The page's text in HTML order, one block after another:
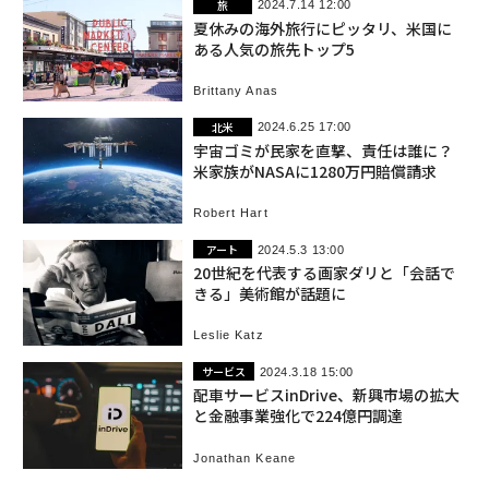
旅 2024.7.14 12:00
夏休みの海外旅行にピッタリ、米国に
ある人気の旅先トップ5
Brittany Anas
北米 2024.6.25 17:00
宇宙ゴミが民家を直撃、責任は誰に？
米家族がNASAに1280万円賠償請求
Robert Hart
アート 2024.5.3 13:00
20世紀を代表する画家ダリと「会話で
きる」美術館が話題に
Leslie Katz
サービス 2024.3.18 15:00
配車サービスinDrive、新興市場の拡大
と金融事業強化で224億円調達
Jonathan Keane